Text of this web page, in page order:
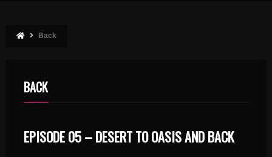
Back
BACK
EPISODE 05 – DESERT TO OASIS AND BACK